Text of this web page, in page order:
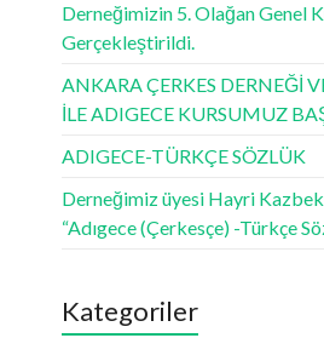
Derneğimizin 5. Olağan Genel
Gerçekleştirildi.
ANKARA ÇERKES DERNEĞİ
İLE ADIGECE KURSUMUZ
ADIGECE-TÜRKÇE SÖZLÜK
Derneğimiz üyesi Hayri
“Adıgece (Çerkesçe) -Türkçe
Kategoriler